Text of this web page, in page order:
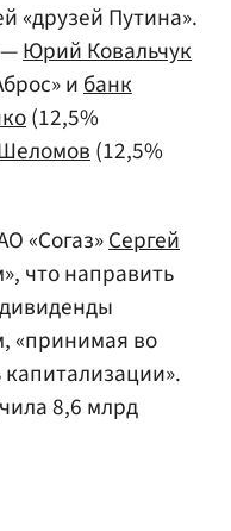
«друзей Путина».
Юрий Ковальчук
ибанк
(12,5%
(12,5%
«Согаз»Сергей
что направить
«принимая во
8,6 млрд